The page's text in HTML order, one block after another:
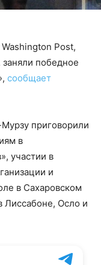
Post,
победное
сообщает
приговорили
в
участии в
и
в Сахаровском
Лиссабоне, Осло и